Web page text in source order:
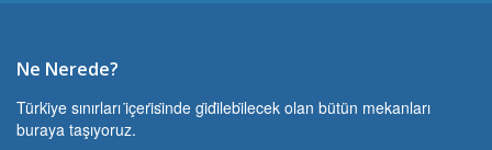
Ne Nerede?
Türki̇ye sınırları i̇çeri̇si̇nde gi̇di̇lebi̇lecek olan bütün mekanları
buraya taşıyoruz.